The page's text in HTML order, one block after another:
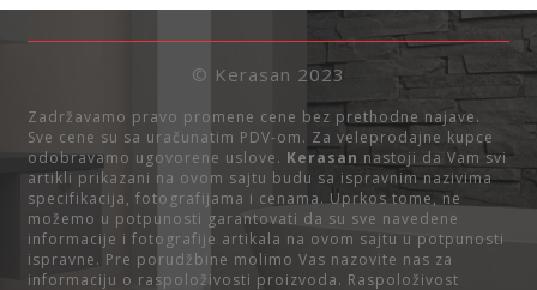
© Kerasan 2023
Zadržavamo pravo promene cene bez prethodne najave.
Sve cene su sa uračunatim PDV-om. Za veleprodajne kupce
odobravamo ugovorene uslove. Kerasan nastoji da Vam svi
artikli prikazani na ovom sajtu budu sa ispravnim nazivima
specifikacija, fotografijama i cenama. Uprkos tome, ne
možemo u potpunosti garantovati da su sve navedene
informacije i fotografije artikala na ovom sajtu u potpunosti
ispravne. Pre porudžbine molimo Vas nazovite nas za
informaciju o raspoloživosti proizvoda. Raspoloživost